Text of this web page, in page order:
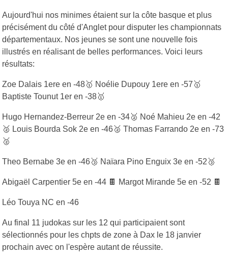
Aujourd'hui nos minimes étaient sur la côte basque et plus
précisément du côté d'Anglet pour disputer les championnats
départementaux. Nos jeunes se sont une nouvelle fois
illustrés en réalisant de belles performances. Voici leurs
résultats:
Zoe Dalais 1ere en -48🥇 Noélie Dupouy 1ere en -57🥇
Baptiste Tounut 1er en -38🥇
Hugo Hernandez-Berreur 2e en -34🥈 Noé Mahieu 2e en -42
🥈 Louis Bourda Sok 2e en -46🥈 Thomas Farrando 2e en -73
🥈
Theo Bernabe 3e en -46🥉 Naïara Pino Enguix 3e en -52🥉
Abigaël Carpentier 5e en -44 🍫 Margot Mirande 5e en -52 🍫
Léo Touya NC en -46
Au final 11 judokas sur les 12 qui participaient sont
sélectionnés pour les chpts de zone à Dax le 18 janvier
prochain avec on l'espère autant de réussite.